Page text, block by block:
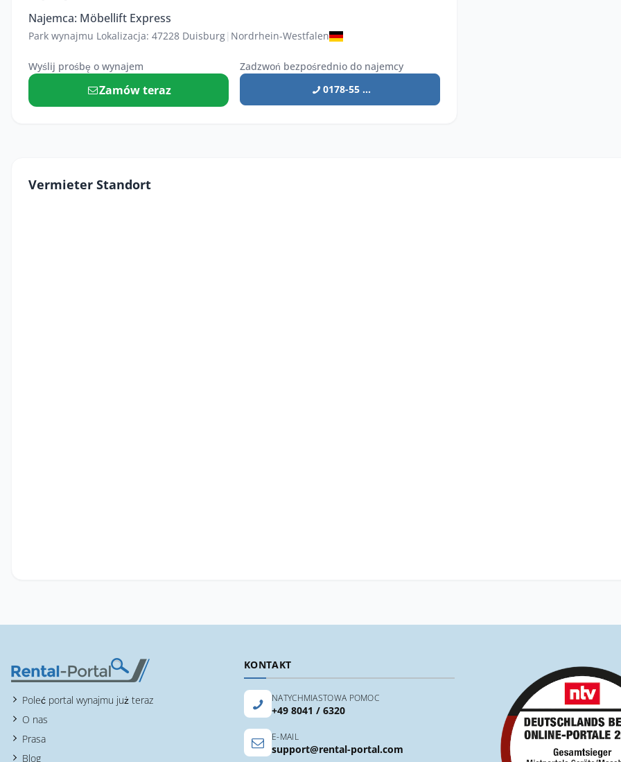
Najemca: Möbellift Express
Park wynajmu Lokalizacja: 47228 Duisburg| Nordrhein-Westfalen
Wyślij prośbę o wynajem
Zamów teraz
Zadzwoń bezpośrednio do najemcy
0178-55 ...
Vermieter Standort
Poleć portal wynajmu już teraz
O nas
Prasa
Blog
KONTAKT
NATYCHMIASTOWA POMOC
+49 8041 / 6320
E-MAIL
support@rental-portal.com